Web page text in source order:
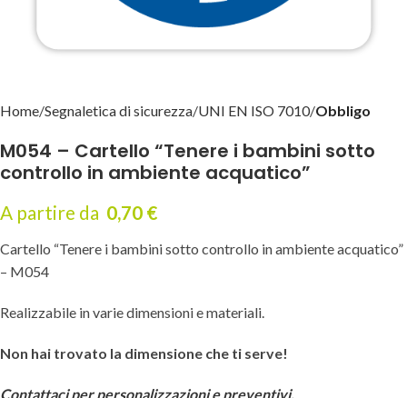
Home Segnaletica di sicurezza UNI EN ISO 7010 Obbligo
M054 – Cartello “Tenere i bambini sotto
controllo in ambiente acquatico”
A partire da 0,70 €
Cartello “Tenere i bambini sotto controllo in ambiente acquatico”
– M054
Realizzabile in varie dimensioni e materiali.
Non hai trovato la dimensione che ti serve!
Contattaci per personalizzazioni e preventivi.